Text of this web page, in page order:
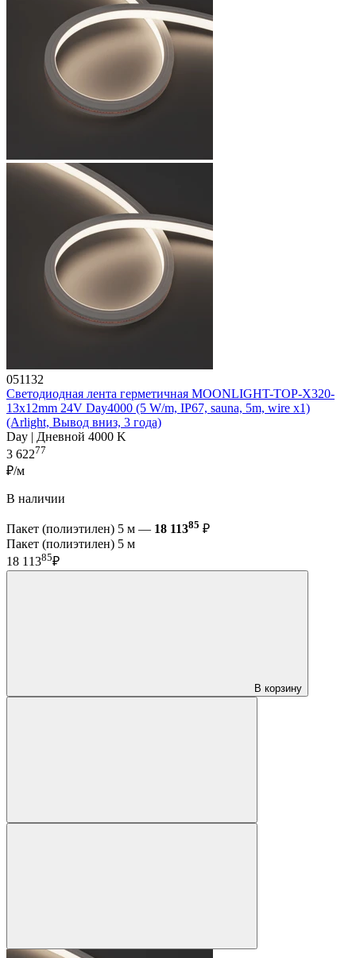
051132
Светодиодная лента герметичная MOONLIGHT-TOP-X320-
13x12mm 24V Day4000 (5 W/m, IP67, sauna, 5m, wire x1)
(Arlight, Вывод вниз, 3 года)
Day | Дневной 4000 K
3 62277
₽/м
В наличии
Пакет (полиэтилен) 5 м — 18 11385 ₽
Пакет (полиэтилен) 5 м
18 11385₽
В корзину